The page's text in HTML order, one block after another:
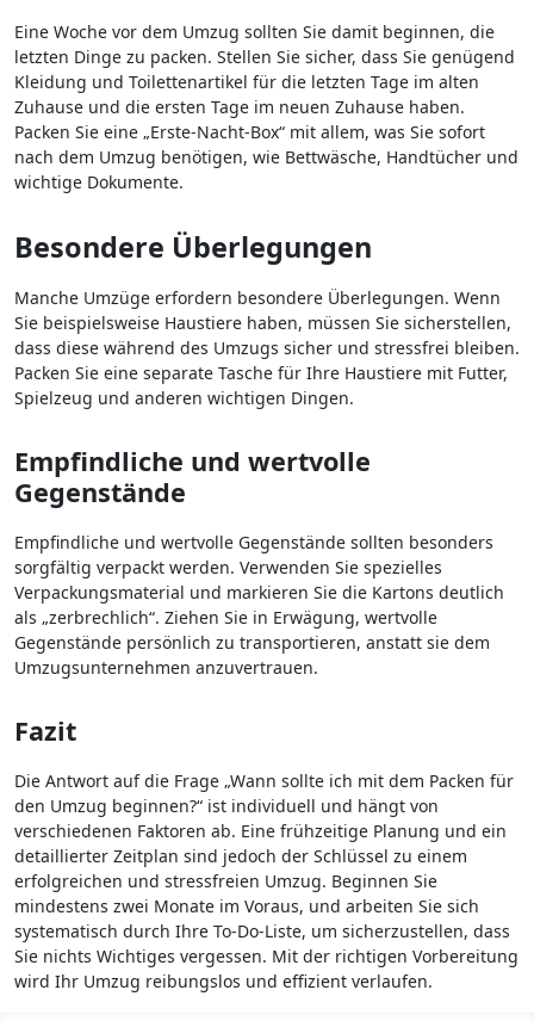
Eine Woche vor dem Umzug sollten Sie damit beginnen, die
letzten Dinge zu packen. Stellen Sie sicher, dass Sie genügend
Kleidung und Toilettenartikel für die letzten Tage im alten
Zuhause und die ersten Tage im neuen Zuhause haben.
Packen Sie eine „Erste-Nacht-Box“ mit allem, was Sie sofort
nach dem Umzug benötigen, wie Bettwäsche, Handtücher und
wichtige Dokumente.
Besondere Überlegungen
Manche Umzüge erfordern besondere Überlegungen. Wenn
Sie beispielsweise Haustiere haben, müssen Sie sicherstellen,
dass diese während des Umzugs sicher und stressfrei bleiben.
Packen Sie eine separate Tasche für Ihre Haustiere mit Futter,
Spielzeug und anderen wichtigen Dingen.
Empfindliche und wertvolle
Gegenstände
Empfindliche und wertvolle Gegenstände sollten besonders
sorgfältig verpackt werden. Verwenden Sie spezielles
Verpackungsmaterial und markieren Sie die Kartons deutlich
als „zerbrechlich“. Ziehen Sie in Erwägung, wertvolle
Gegenstände persönlich zu transportieren, anstatt sie dem
Umzugsunternehmen anzuvertrauen.
Fazit
Die Antwort auf die Frage „Wann sollte ich mit dem Packen für
den Umzug beginnen?“ ist individuell und hängt von
verschiedenen Faktoren ab. Eine frühzeitige Planung und ein
detaillierter Zeitplan sind jedoch der Schlüssel zu einem
erfolgreichen und stressfreien Umzug. Beginnen Sie
mindestens zwei Monate im Voraus, und arbeiten Sie sich
systematisch durch Ihre To-Do-Liste, um sicherzustellen, dass
Sie nichts Wichtiges vergessen. Mit der richtigen Vorbereitung
wird Ihr Umzug reibungslos und effizient verlaufen.